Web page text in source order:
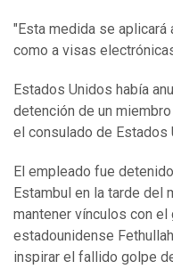
"Esta medida se
como a visas
Estados Unidos había
detención de un
el consulado de Estados
El empleado fue
Estambul en la tarde del
mantener vínculos con
estadounidense
inspirar el fallido golpe